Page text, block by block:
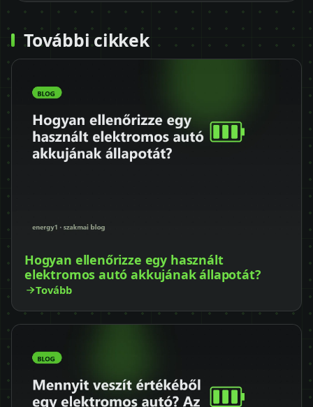
További cikkek
Hogyan ellenőrizze egy használt
elektromos autó akkujának állapotát?
Tovább